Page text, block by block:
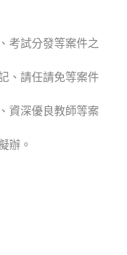
考試分發等案件之
、請任請免等案件
資深優良教師等案
辦。